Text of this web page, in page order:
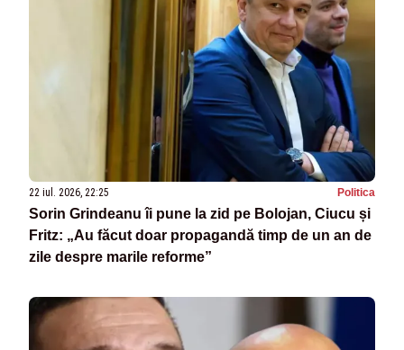
22 iul. 2026, 22:25 Politica
Sorin Grindeanu îi pune la zid pe Bolojan, Ciucu și
Fritz: „Au făcut doar propagandă timp de un an de
zile despre marile reforme”